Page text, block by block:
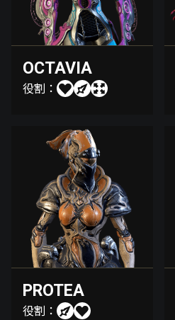
OCTAVIA
役割：
PROTEA
役割：